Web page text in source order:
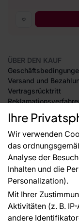
Ihre
Wir verwenden
das
Analyse der
Inhalten und die
Personalization).
Mit Ihrer
Aktivitäten (z. B.
andere
ÜBER DEN KAUF
Versand und
Vertragsrücktritt
Rücksendung von
CE-Zertifizierung
Großhandel
Raumvisualisierung
FÜR SIE
Blog
EU-Projekte
Ratschläge und Tipps
FAQ